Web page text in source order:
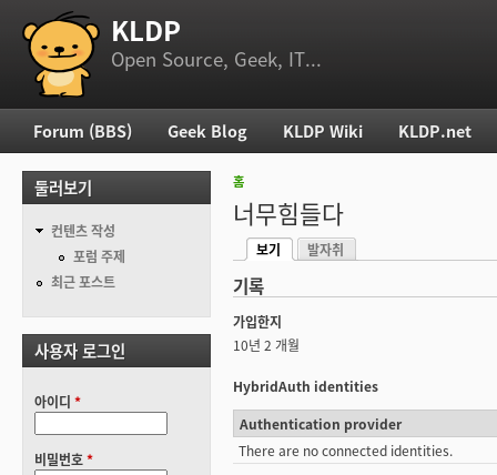
부 메뉴 KLDP
Open Source, Geek, IT...
현재 위치
홈
너무힘들다
기본탭
보기
발자취
기록
가입한지
10년 2 개월
HybridAuth identities
Authentication provider
There are no connected identities.
주 메뉴
Forum (BBS) Geek Blog KLDP Wiki KLDP.net
둘러보기
컨텐츠 작성
포럼 주제
최근 포스트
사용자 로그인
아이디 *
비밀번호*